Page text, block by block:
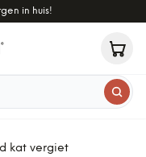
in huis!
kat vergiet